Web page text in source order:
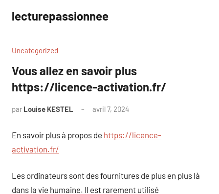
contenu
lecturepassionnee
Uncategorized
Vous allez en savoir plus
https://licence-activation.fr/
par Louise KESTEL avril 7, 2024
En savoir plus à propos de https://licence-
activation.fr/
Les ordinateurs sont des fournitures de plus en plus là
dans la vie humaine. Il est rarement utilisé